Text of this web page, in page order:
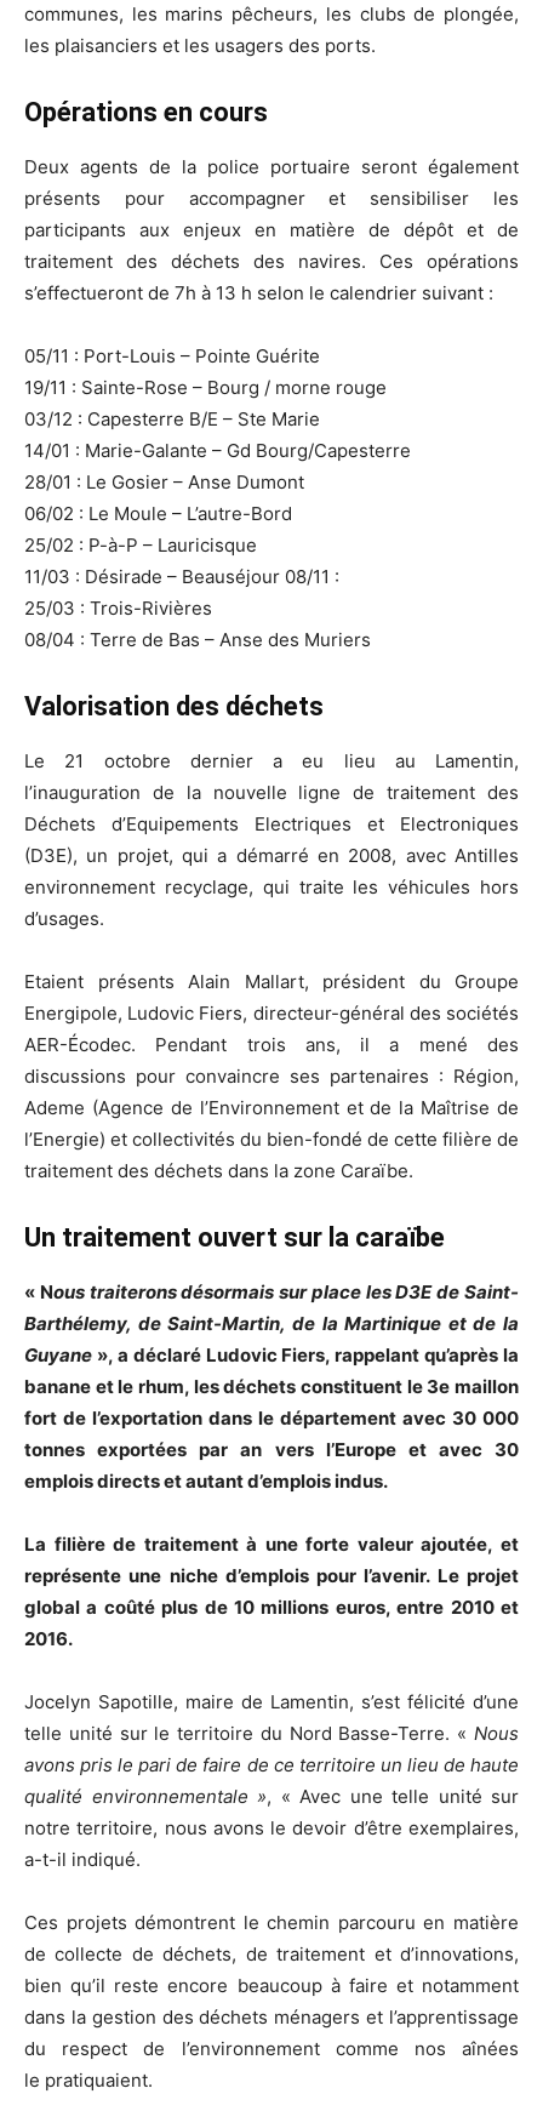
communes, les marins pêcheurs, les clubs de plongée,
les plaisanciers et les usagers des ports.
Opérations en cours
Deux agents de la police portuaire seront également
présents pour accompagner et sensibiliser les
participants aux enjeux en matière de dépôt et de
traitement des déchets des navires. Ces opérations
s’effectueront de 7h à 13 h selon le calendrier suivant :
05/11 : Port-Louis – Pointe Guérite
19/11 : Sainte-Rose – Bourg / morne rouge
03/12 : Capesterre B/E – Ste Marie
14/01 : Marie-Galante – Gd Bourg/Capesterre
28/01 : Le Gosier – Anse Dumont
06/02 : Le Moule – L’autre-Bord
25/02 : P-à-P – Lauricisque
11/03 : Désirade – Beauséjour 08/11 :
25/03 : Trois-Rivières
08/04 : Terre de Bas – Anse des Muriers
Valorisation des déchets
Le 21 octobre dernier a eu lieu au Lamentin,
l’inauguration de la nouvelle ligne de traitement des
Déchets d’Equipements Electriques et Electroniques
(D3E), un projet, qui a démarré en 2008, avec Antilles
environnement recyclage, qui traite les véhicules hors
d’usages.
Etaient présents Alain Mallart, président du Groupe
Energipole, Ludovic Fiers, directeur-général des sociétés
AER-Écodec. Pendant trois ans, il a mené des
discussions pour convaincre ses partenaires : Région,
Ademe (Agence de l’Environnement et de la Maîtrise de
l’Energie) et collectivités du bien-fondé de cette filière de
traitement des déchets dans la zone Caraïbe.
Un traitement ouvert sur la caraïbe
« Nous traiterons désormais sur place les D3E de Saint-
Barthélemy, de Saint-Martin, de la Martinique et de la
Guyane », a déclaré Ludovic Fiers, rappelant qu’après la
banane et le rhum, les déchets constituent le 3e maillon
fort de l’exportation dans le département avec 30 000
tonnes exportées par an vers l’Europe et avec 30
emplois directs et autant d’emplois indus.
La filière de traitement à une forte valeur ajoutée, et
représente une niche d’emplois pour l’avenir. Le projet
global a coûté plus de 10 millions euros, entre 2010 et
2016.
Jocelyn Sapotille, maire de Lamentin, s’est félicité d’une
telle unité sur le territoire du Nord Basse-Terre. « Nous
avons pris le pari de faire de ce territoire un lieu de haute
qualité environnementale », « Avec une telle unité sur
notre territoire, nous avons le devoir d’être exemplaires,
a-t-il indiqué.
Ces projets démontrent le chemin parcouru en matière
de collecte de déchets, de traitement et d’innovations,
bien qu’il reste encore beaucoup à faire et notamment
dans la gestion des déchets ménagers et l’apprentissage
du respect de l’environnement comme nos aînées
le pratiquaient.